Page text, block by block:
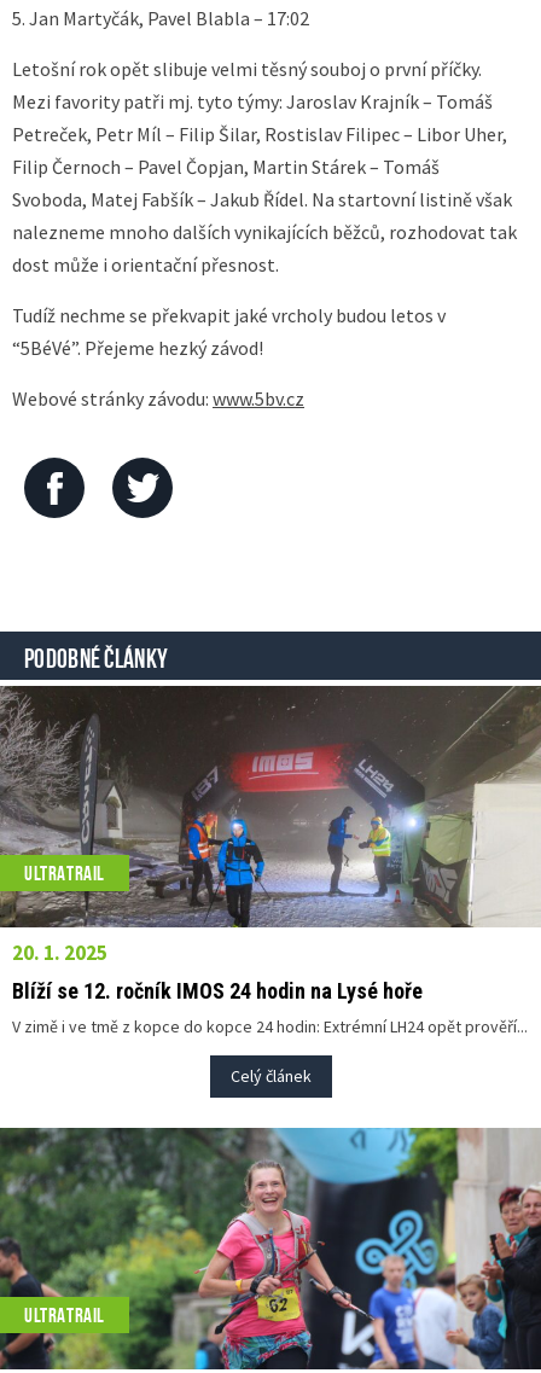
5. Jan Martyčák, Pavel Blabla – 17:02
Letošní rok opět slibuje velmi těsný souboj o první příčky.
Mezi favority patři mj. tyto týmy: Jaroslav Krajník – Tomáš
Petreček, Petr Míl – Filip Šilar, Rostislav Filipec – Libor Uher,
Filip Černoch – Pavel Čopjan, Martin Stárek – Tomáš
Svoboda, Matej Fabšík – Jakub Řídel. Na startovní listině však
nalezneme mnoho dalších vynikajících běžců, rozhodovat tak
dost může i orientační přesnost.
Tudíž nechme se překvapit jaké vrcholy budou letos v
“5BéVé”. Přejeme hezký závod!
Webové stránky závodu: www.5bv.cz
PODOBNÉ ČLÁNKY
ULTRATRAIL
20. 1. 2025
Blíží se 12. ročník IMOS 24 hodin na Lysé hoře
V zimě i ve tmě z kopce do kopce 24 hodin: Extrémní LH24 opět prověří...
Celý článek
ULTRATRAIL